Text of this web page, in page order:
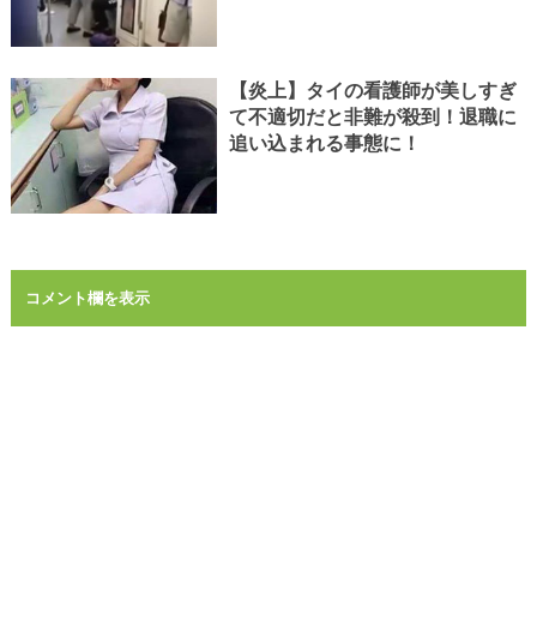
【炎上】タイの看護師が美しすぎ
て不適切だと非難が殺到！退職に
追い込まれる事態に！
コメント欄を表示